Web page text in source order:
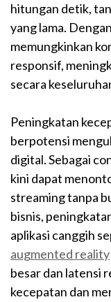
hitungan detik,
yang lama.
memungkinkan
responsif,
secara
Peningkatan
berpotensi
digital. Sebagai
kini dapat
streaming tanpa
bisnis,
aplikasi canggih
augmented reality
besar dan latensi
kecepatan dan